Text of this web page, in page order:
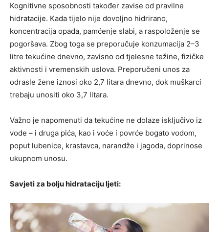
Kognitivne sposobnosti također zavise od pravilne
hidratacije. Kada tijelo nije dovoljno hidrirano,
koncentracija opada, pamćenje slabi, a raspoloženje se
pogoršava. Zbog toga se preporučuje konzumacija 2–3
litre tekućine dnevno, zavisno od tjelesne težine, fizičke
aktivnosti i vremenskih uslova. Preporučeni unos za
odrasle žene iznosi oko 2,7 litara dnevno, dok muškarci
trebaju unositi oko 3,7 litara.
Važno je napomenuti da tekućine ne dolaze isključivo iz
vode – i druga pića, kao i voće i povrće bogato vodom,
poput lubenice, krastavca, narandže i jagoda, doprinose
ukupnom unosu.
Savjeti za bolju hidrataciju ljeti: